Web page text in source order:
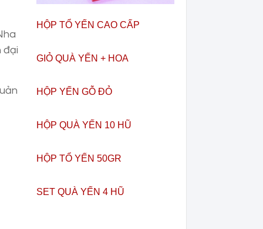
đại
HỘP TỔ YẾN CAO CẤP
GIỎ QUÀ YẾN + HOA
HỘP YẾN GỖ ĐỎ
HỘP QUÀ YẾN 10 HŨ
HỘP TỔ YẾN 50GR
SET QUÀ YẾN 4 HŨ